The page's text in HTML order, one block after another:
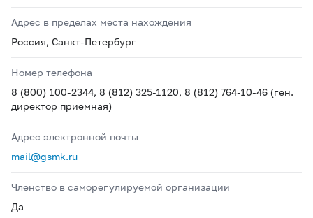
Адрес в пределах места нахождения
Россия, Санкт-Петербург
Номер телефона
8 (800) 100-2344, 8 (812) 325-1120, 8 (812) 764-10-46 (ген.
директор приемная)
Адрес электронной почты
mail@gsmk.ru
Членство в саморегулируемой организации
Да